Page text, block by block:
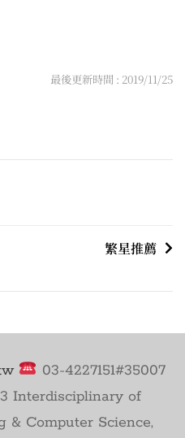
最後更新時間 : 2019/11/25
繁星推薦
03-4227151#35007
Interdisciplinary of
& Computer Science,